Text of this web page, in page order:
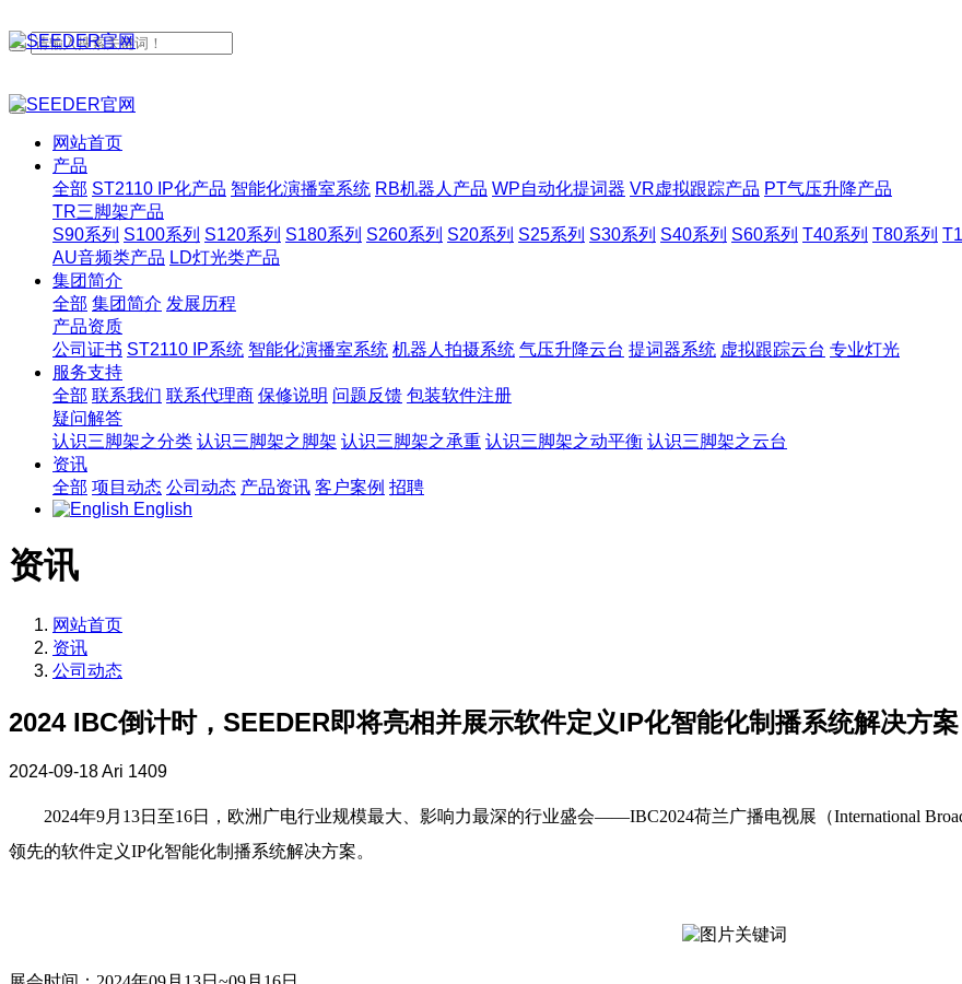
网站首页
产品
全部 ST2110 IP化产品 智能化演播室系统 RB机器人产品 WP自动化提词器 VR虚拟跟踪产品 PT气压升降产品
TR三脚架产品
S90系列 S100系列 S120系列 S180系列 S260系列 S20系列 S25系列 S30系列 S40系列 S60系列 T40系列 T80系列
AU音频类产品 LD灯光类产品
集团简介
全部 集团简介 发展历程
产品资质
公司证书 ST2110 IP系统 智能化演播室系统 机器人拍摄系统 气压升降云台 提词器系统 虚拟跟踪云台 专业灯光
服务支持
全部 联系我们 联系代理商 保修说明 问题反馈 包装软件注册
疑问解答
认识三脚架之分类 认识三脚架之脚架 认识三脚架之承重 认识三脚架之动平衡 认识三脚架之云台
资讯
全部 项目动态 公司动态 产品资讯 客户案例 招聘
English
资讯
网站首页
资讯
公司动态
2024 IBC倒计时，SEEDER即将亮相并展示软件定义IP化智能化制播系统解决方案
2024-09-18Ari 1409
2024年9月13日至16日，欧洲广电行业规模最大、影响力最深的行业盛会——IBC2024荷兰广播电视展（International
领先的软件定义IP化智能化制播系统解决方案。